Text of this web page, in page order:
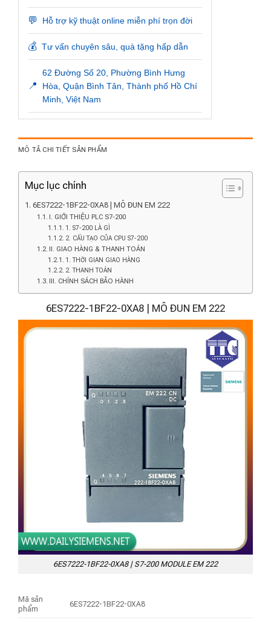
💬 Hỗ trợ kỹ thuật online miễn phí trọn đời
💰 Tư vấn chuyên sâu, quà tặng hấp dẫn
📍
62 Đường Số 20, Phường Bình Hưng
Hòa, Quận Bình Tân, Thành phố Hồ Chí
Minh, Việt Nam
MÔ TẢ CHI TIẾT SẢN PHẨM
Mục lục chính
6ES7222-1BF22-0XA8 | MÔ ĐUN EM 222
I. GIỚI THIỆU PLC S7-200
1. S7-200 LÀ GÌ
2. CẤU TẠO CỦA CPU S7-200
II. GIAO HÀNG & THANH TOÁN
1. THỜI GIAN GIAO HÀNG
2. THANH TOÁN
III. CHÍNH SÁCH BẢO HÀNH
6ES7222-1BF22-0XA8 | MÔ ĐUN EM 222
6ES7222-1BF22-0XA8 | S7-200 MODULE EM 222
Mã sản
phẩm
6ES7222-1BF22-0XA8